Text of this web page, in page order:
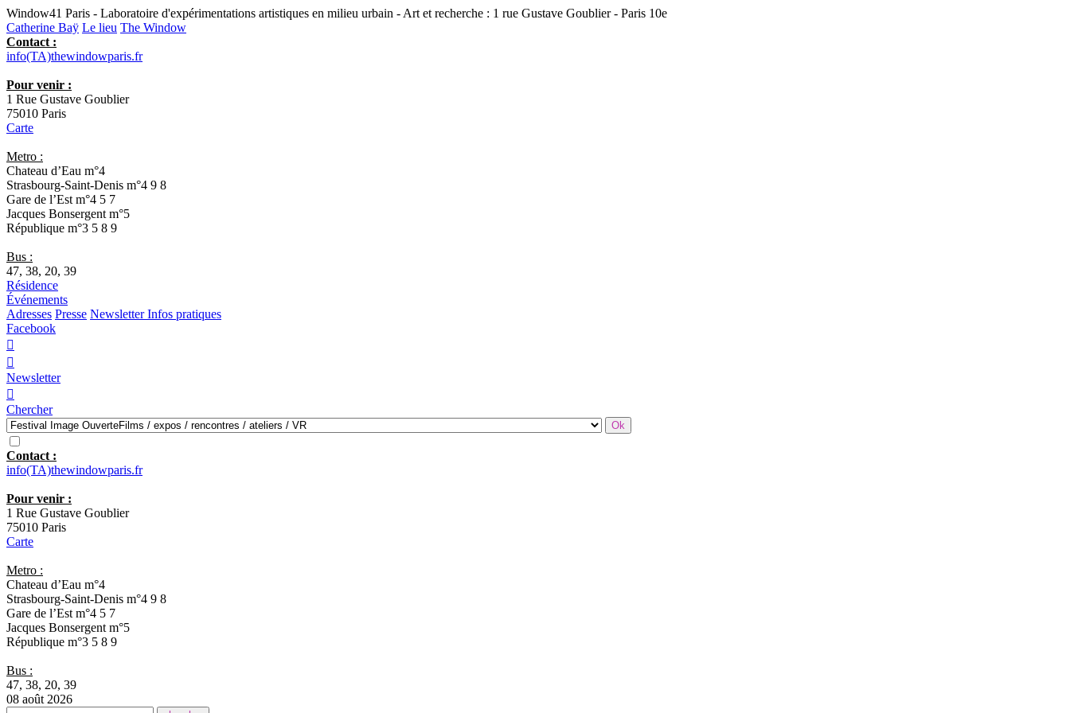
Window41 Paris - Laboratoire d'expérimentations artistiques en milieu urbain - Art et recherche : 1 rue Gustave Goublier - Paris 10e
Catherine Baÿ Le lieu The Window
Contact :
info(TA)thewindowparis.fr
Pour venir :
1 Rue Gustave Goublier
75010 Paris
Carte
Metro :
Chateau d’Eau m°4
Strasbourg-Saint-Denis m°4 9 8
Gare de l’Est m°4 5 7
Jacques Bonsergent m°5
République m°3 5 8 9
Bus :
47, 38, 20, 39
Résidence
Événements
Adresses Presse NewsletterInfos pratiques
Facebook


Newsletter

Chercher
Contact :
info(TA)thewindowparis.fr
Pour venir :
1 Rue Gustave Goublier
75010 Paris
Carte
Metro :
Chateau d’Eau m°4
Strasbourg-Saint-Denis m°4 9 8
Gare de l’Est m°4 5 7
Jacques Bonsergent m°5
République m°3 5 8 9
Bus :
47, 38, 20, 39
08 août 2026